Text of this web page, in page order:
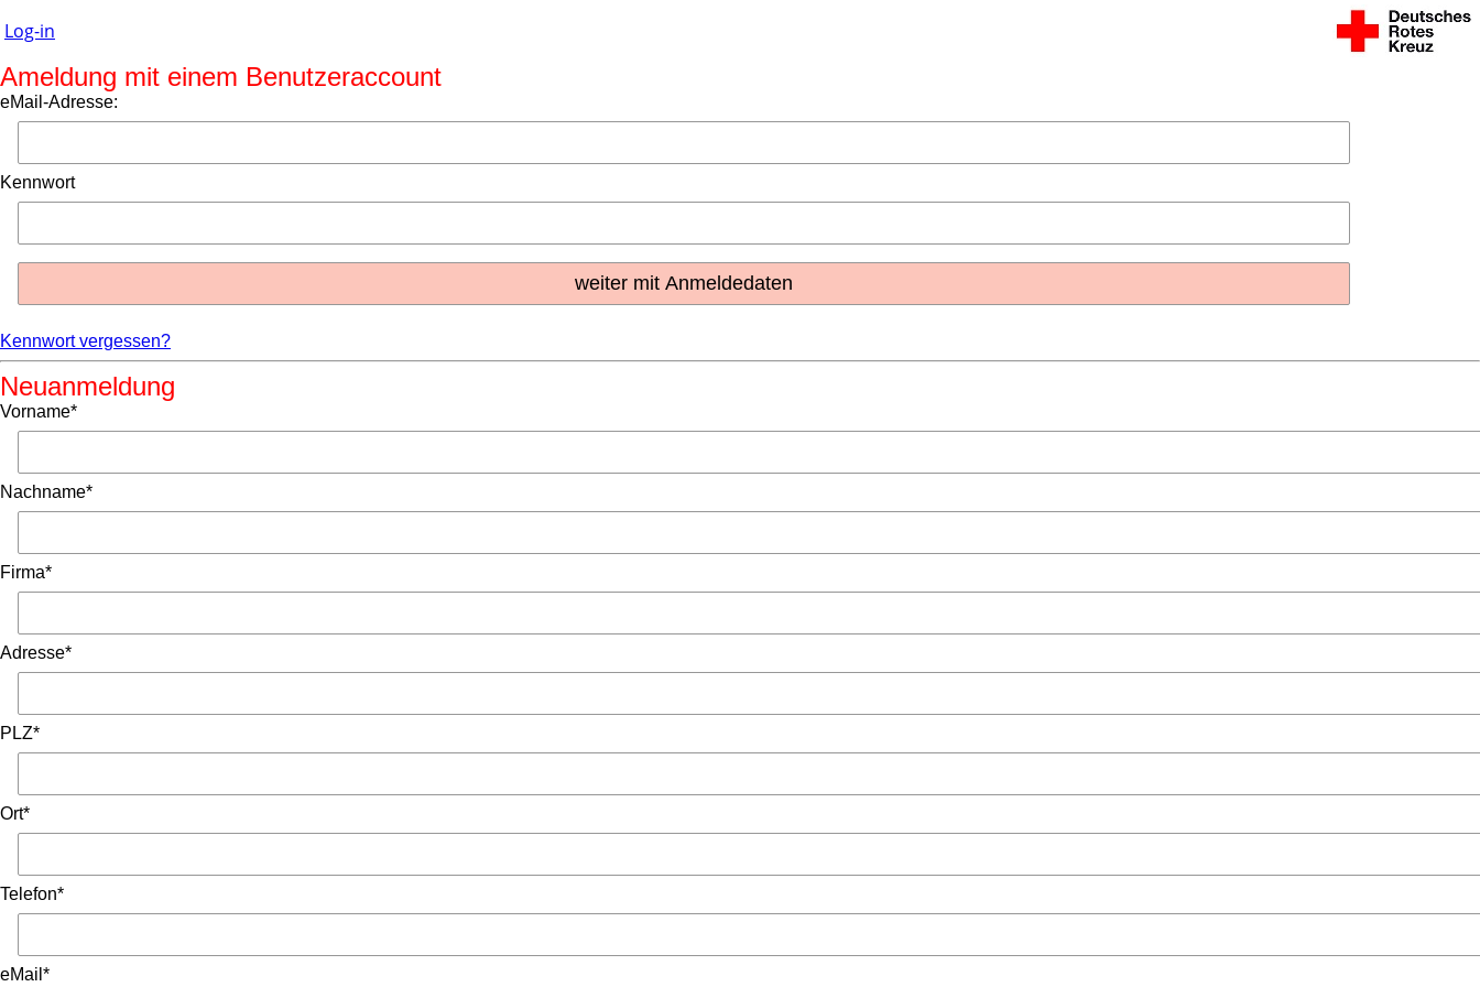
Log-in
Ameldung mit einem Benutzeraccount
eMail-Adresse:
Kennwort
Kennwort vergessen?
Neuanmeldung
Vorname*
Nachname*
Firma*
Adresse*
PLZ*
Ort*
Telefon*
eMail*